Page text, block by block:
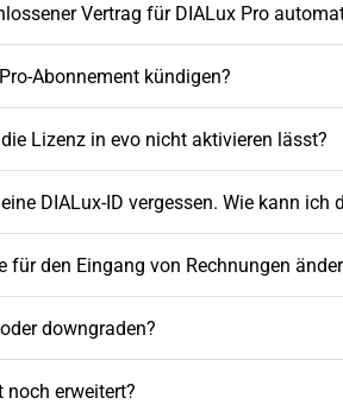
Vertrag für DIALux Pro
Abonnement kündigen?
Lizenz in evo nicht aktivieren lässt?
DIALux-ID vergessen. Wie kann ich
für den Eingang von Rechnungen
downgraden?
noch erweitert?